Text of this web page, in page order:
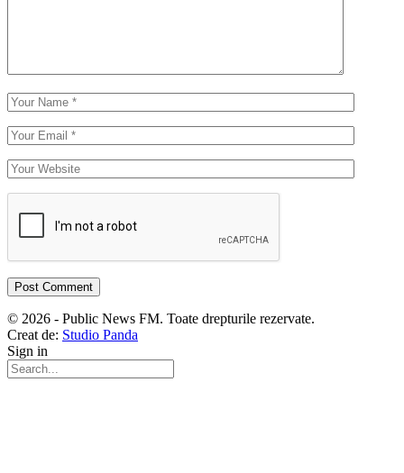
© 2026 - Public News FM. Toate drepturile rezervate.
Creat de: Studio Panda
Sign in